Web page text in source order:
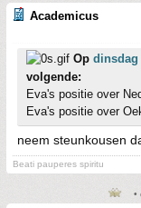
Academicus
Op dinsdag
volgende:
Eva's positie over
Eva's positie over
neem steunkousen
Beati pauperes spiritu
•